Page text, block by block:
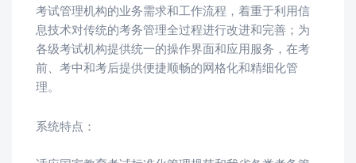
考试管理机构的业务需求和工作流程，着重于利用信
息技术对传统的考务管理全过程进行改进和完善；为
各级考试机构提供统一的操作界面和应用服务，在考
前、考中和考后提供便捷顺畅的网格化和精细化管
理。
系统特点：